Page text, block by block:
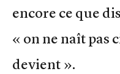
encore ce que
« on ne naît pas
devient ».